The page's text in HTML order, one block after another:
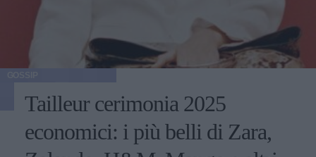
Tailleur cerimonia 2025
economici: i più belli di Zara,